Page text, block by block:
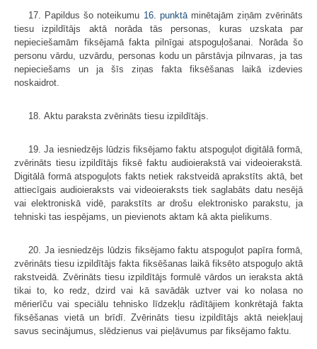
17. Papildus šo noteikumu 16. punktāminētajām ziņām zvērināts
tiesu izpildītājs aktā norāda tās personas, kuras uzskata par
nepieciešamām fiksējamā fakta pilnīgai atspoguļošanai. Norāda šo
personu vārdu, uzvārdu, personas kodu un pārstāvja pilnvaras, ja tas
nepieciešams un ja šīs ziņas fakta fiksēšanas laikā izdevies
noskaidrot.
18. Aktu paraksta zvērināts tiesu izpildītājs.
19. Ja iesniedzējs lūdzis fiksējamo faktu atspoguļot digitālā formā,
zvērināts tiesu izpildītājs fiksē faktu audioierakstā vai videoierakstā.
Digitālā formā atspoguļots fakts netiek rakstveidā aprakstīts aktā, bet
attiecīgais audioieraksts vai videoieraksts tiek saglabāts datu nesējā
vai elektroniskā vidē, parakstīts ar drošu elektronisko parakstu, ja
tehniski tas iespējams, un pievienots aktam kā akta pielikums.
20. Ja iesniedzējs lūdzis fiksējamo faktu atspoguļot papīra formā,
zvērināts tiesu izpildītājs fakta fiksēšanas laikā fiksēto atspoguļo aktā
rakstveidā. Zvērināts tiesu izpildītājs formulē vārdos un ieraksta aktā
tikai to, ko redz, dzird vai kā savādāk uztver vai ko nolasa no
mērierīču vai speciālu tehnisko līdzekļu rādītājiem konkrētajā fakta
fiksēšanas vietā un brīdī. Zvērināts tiesu izpildītājs aktā neiekļauj
savus secinājumus, slēdzienus vai pieļāvumus par fiksējamo faktu.